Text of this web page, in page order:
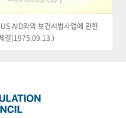
AID와의 보건시범사업에 관한
결(1975.09.13.)